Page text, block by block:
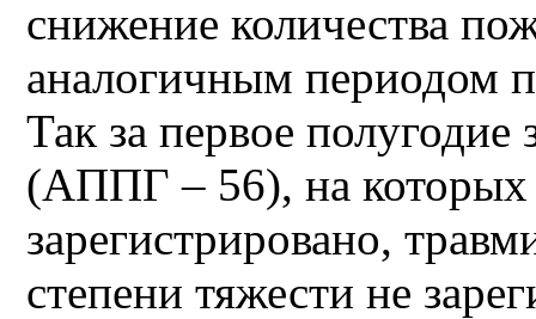
снижение количества
аналогичным периодом
Так за первое
(АППГ – 56), на которых
зарегистрировано,
степени тяжести не